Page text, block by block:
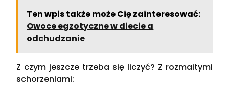
Ten wpis także może Cię zainteresować:
Owoce egzotyczne w diecie a
odchudzanie
Z czym jeszcze trzeba się liczyć? Z rozmaitymi
schorzeniami: